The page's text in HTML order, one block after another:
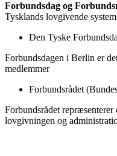
Forbundsdag og
Tysklands lovgivende
Den Tyske
Forbundsdagen i Berlin er
medlemmer
Forbundsrådet
Forbundsrådet
lovgivningen og